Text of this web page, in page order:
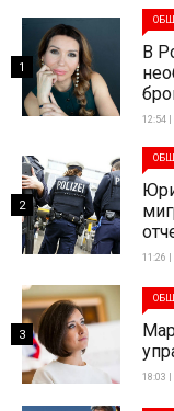
В
12:54 |
1
11:26 |
2
18:03 |
3